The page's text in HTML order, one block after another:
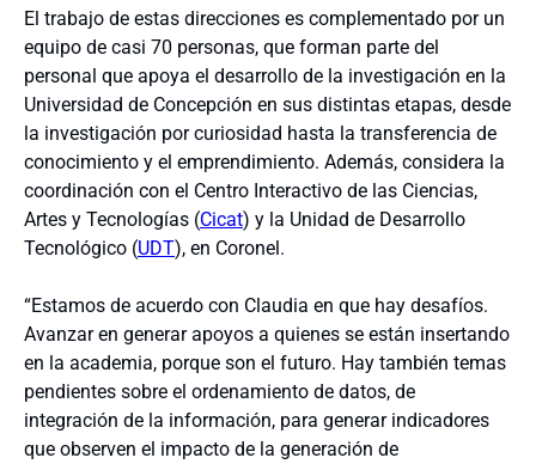
El trabajo de estas direcciones es complementado por un
equipo de casi 70 personas, que forman parte del
personal que apoya el desarrollo de la investigación en la
Universidad de Concepción en sus distintas etapas, desde
la investigación por curiosidad hasta la transferencia de
conocimiento y el emprendimiento. Además, considera la
coordinación con el Centro Interactivo de las Ciencias,
Artes y Tecnologías (Cicat) y la Unidad de Desarrollo
Tecnológico (UDT), en Coronel.
“Estamos de acuerdo con Claudia en que hay desafíos.
Avanzar en generar apoyos a quienes se están insertando
en la academia, porque son el futuro. Hay también temas
pendientes sobre el ordenamiento de datos, de
integración de la información, para generar indicadores
que observen el impacto de la generación de